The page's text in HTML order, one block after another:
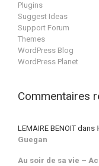
Plugins
Suggest Ideas
Support Forum
Themes
WordPress Blog
WordPress Planet
Commentaires
LEMAIRE BENOIT dans
Guegan
Au soir de sa vie –